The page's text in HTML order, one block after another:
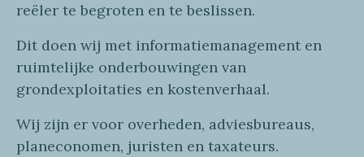
reëler te begroten en te beslissen.
Dit doen wij met informatiemanagement en
ruimtelijke onderbouwingen van
grondexploitaties en kostenverhaal.
Wij zijn er voor overheden, adviesbureaus,
planeconomen, juristen en taxateurs.